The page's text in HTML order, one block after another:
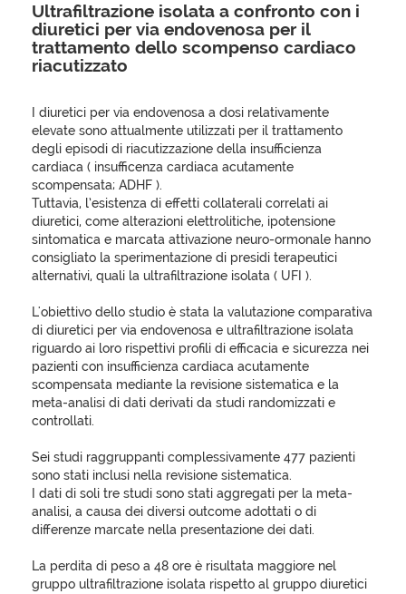
Ultrafiltrazione isolata a confronto con i
diuretici per via endovenosa per il
trattamento dello scompenso cardiaco
riacutizzato
I diuretici per via endovenosa a dosi relativamente
elevate sono attualmente utilizzati per il trattamento
degli episodi di riacutizzazione della insufficienza
cardiaca ( insufficenza cardiaca acutamente
scompensata; ADHF ).
Tuttavia, l’esistenza di effetti collaterali correlati ai
diuretici, come alterazioni elettrolitiche, ipotensione
sintomatica e marcata attivazione neuro-ormonale hanno
consigliato la sperimentazione di presidi terapeutici
alternativi, quali la ultrafiltrazione isolata ( UFI ).
L'obiettivo dello studio è stata la valutazione comparativa
di diuretici per via endovenosa e ultrafiltrazione isolata
riguardo ai loro rispettivi profili di efficacia e sicurezza nei
pazienti con insufficienza cardiaca acutamente
scompensata mediante la revisione sistematica e la
meta-analisi di dati derivati da studi randomizzati e
controllati.
Sei studi raggruppanti complessivamente 477 pazienti
sono stati inclusi nella revisione sistematica.
I dati di soli tre studi sono stati aggregati per la meta-
analisi, a causa dei diversi outcome adottati o di
differenze marcate nella presentazione dei dati.
La perdita di peso a 48 ore è risultata maggiore nel
gruppo ultrafiltrazione isolata rispetto al gruppo diuretici